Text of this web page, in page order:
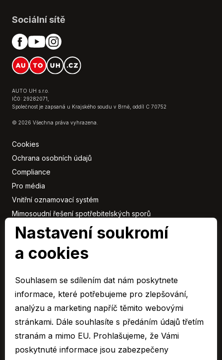
AUTO UH s.r.o.
IČ0: 29282071,
Společnost je zapsaná u Krajského soudu v Brně, oddíl C 70752
© 2026 Všechna práva vyhrazena.
Cookies
Ochrana osobních údajů
Compliance
Pro média
Vnitřní oznamovací systém
Mimosoudní řešení spotřebitelských sporů
Sbírka listin
Sociální sítě
Členové
ARAVER CZ člen skupiny AUTO UH s.r.o.
EURO CAR Zlín člen skupiny AUTO UH s.r.o.
C&K člen skupiny AUTO UH a.s.
AUTO JIHLAVA člen skupiny AUTO UH s.r.o.
Autospol člen skupiny AUTO UH s.r.o.
Autospol Chery
Nastavení soukromí
a cookies
Souhlasem se sdílením dat nám poskytnete
informace, které potřebujeme pro zlepšování,
analýzu a marketing napříč těmito webovými
stránkami. Dále souhlasíte s předáním údajů třetím
stranám a mimo EU. Prohlašujeme, že Vámi
poskytnuté informace jsou zabezpečeny